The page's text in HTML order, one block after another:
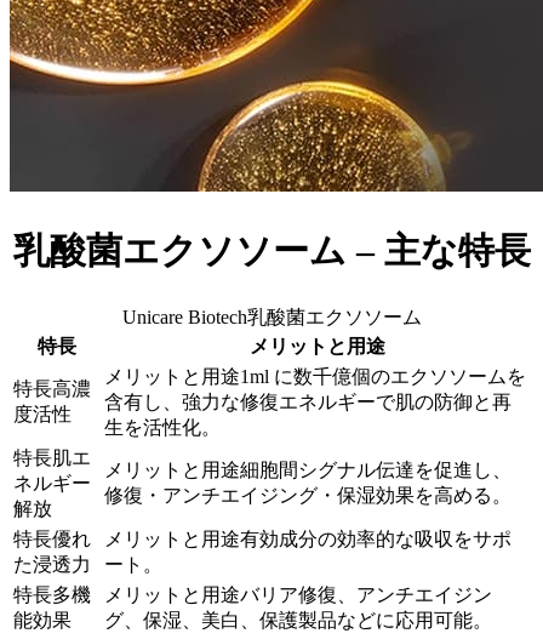
乳酸菌エクソソーム – 主な特長
Unicare Biotech乳酸菌エクソソーム
特長
メリットと用途
高濃
度活性
1ml に数千億個のエクソソームを
含有し、強力な修復エネルギーで肌の防御と再
生を活性化。
肌エ
ネルギー
解放
細胞間シグナル伝達を促進し、
修復・アンチエイジング・保湿効果を高める。
優れ
た浸透力
有効成分の効率的な吸収をサポ
ート。
多機
能効果
バリア修復、アンチエイジン
グ、保湿、美白、保護製品などに応用可能。